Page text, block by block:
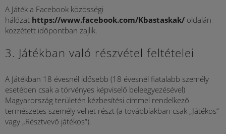
A Játék a Facebook közösségi
hálózat https://www.facebook.com/Kbastaskak/ oldalán
közzétett időpontban zajlik.
3. Játékban való részvétel feltételei
A Játékban 18 évesnél idősebb (18 évesnél fiatalabb személy
esetében csak a törvényes képviselő beleegyezésével)
Magyarország területén kézbesítési címmel rendelkező
természetes személy vehet részt (a továbbiakban csak „Játékos“
vagy „Résztvevő játékos“).